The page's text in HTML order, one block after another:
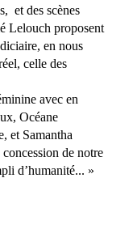
et des scènes
Lelouch proposent
en nous
celle des
avec en
Océane
et Samantha
de notre
d’humanité... »